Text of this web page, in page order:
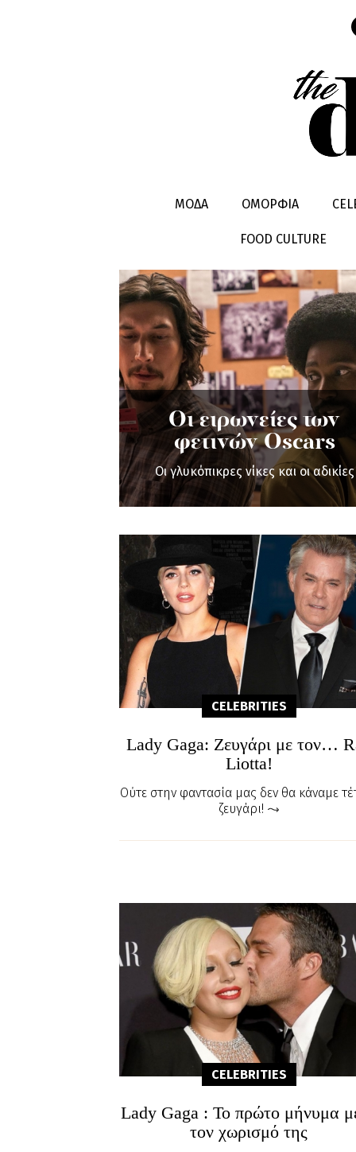
ΜΟΔΑ ΟΜΟΡΦΙΑ
FOOD CULTURE
LADY
Οι ειρωνείες των
φετινών Oscars
Οι γλυκόπικρες νίκες και οι αδικίες
CELEBRITIES
Lady Gaga: Ζευγάρι με τον…
Liotta!
Ούτε στην φαντασία μας δεν θα κάναμε
ζευγάρι!
CELEBRITIES
Lady Gaga : Το πρώτο μήνυμα
τον χωρισμό της